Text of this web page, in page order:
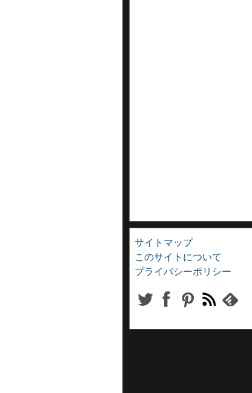
サイトマップ
このサイトについて
プライバシーポリシー